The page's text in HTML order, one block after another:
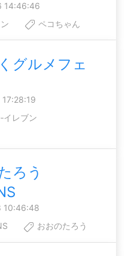
14:46:46
ペコちゃん
グルメフェ
イレブン
ろう
10:46:48
おおのたろう